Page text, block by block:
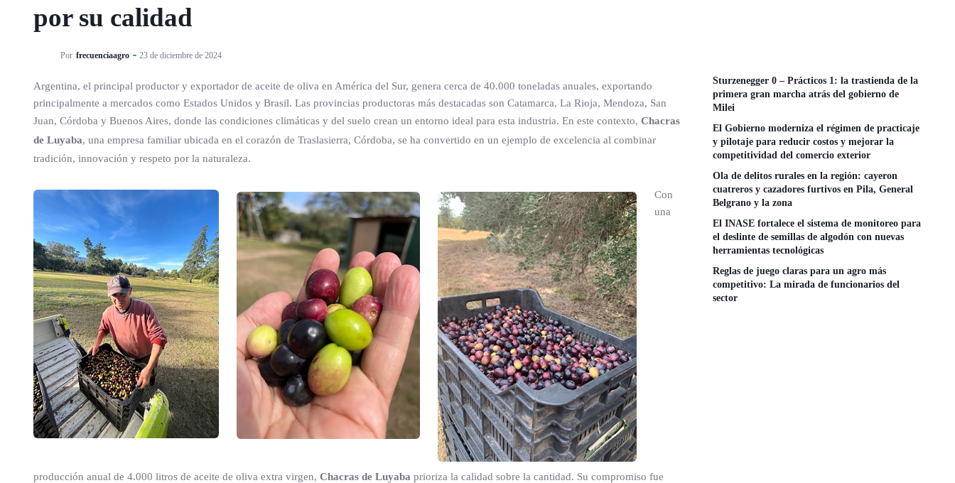
por su calidad
Por frecuenciaagro 23 de diciembre de 2024
Argentina, el principal productor y exportador de aceite de oliva en América del Sur, genera cerca de 40.000 toneladas anuales, exportando
principalmente a mercados como Estados Unidos y Brasil. Las provincias productoras más destacadas son Catamarca, La Rioja, Mendoza, San
Juan, Córdoba y Buenos Aires, donde las condiciones climáticas y del suelo crean un entorno ideal para esta industria. En este contexto, Chacras
de Luyaba, una empresa familiar ubicada en el corazón de Traslasierra, Córdoba, se ha convertido en un ejemplo de excelencia al combinar
tradición, innovación y respeto por la naturaleza.
Con
una
producción anual de 4.000 litros de aceite de oliva extra virgen, Chacras de Luyaba prioriza la calidad sobre la cantidad. Su compromiso fue
Sturzenegger 0 – Prácticos 1: la trastienda de la
primera gran marcha atrás del gobierno de
Milei
El Gobierno moderniza el régimen de practicaje
y pilotaje para reducir costos y mejorar la
competitividad del comercio exterior
Ola de delitos rurales en la región: cayeron
cuatreros y cazadores furtivos en Pila, General
Belgrano y la zona
El INASE fortalece el sistema de monitoreo para
el deslinte de semillas de algodón con nuevas
herramientas tecnológicas
Reglas de juego claras para un agro más
competitivo: La mirada de funcionarios del
sector